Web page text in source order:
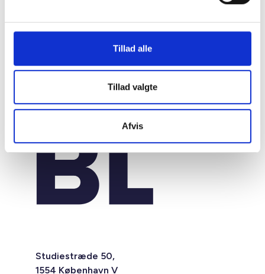
Tillad alle
Tillad valgte
Afvis
Studiestræde 50,
1554 København V